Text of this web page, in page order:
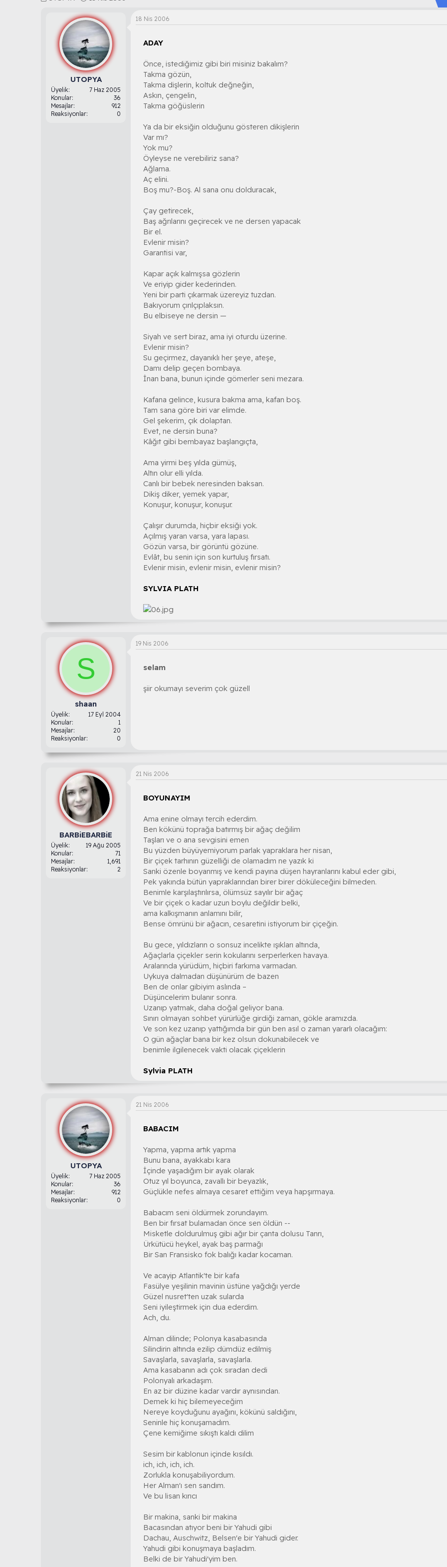
a
a
ş
l
n
g
ı
ç
t
a
UTOPYA
Üyelik
7 Haz 2005
Konular
36
Mesajlar
912
Reaksiyonlar
0
18 Nis 2006
ADAY
Önce, istediğimiz gibi biri misiniz bakalım?
Takma gözün,
Takma dişlerin, koltuk değneğin,
Askın, çengelin,
Takma göğüslerin
Ya da bir eksiğin olduğunu gösteren dikişlerin
Var mı?
Yok mu?
Öyleyse ne verebiliriz sana?
Ağlama.
Aç elini.
Boş mu?-Boş. Al sana onu dolduracak,
Çay getirecek,
Baş ağrılarını geçirecek ve ne dersen yapacak
Bir el.
Evlenir misin?
Garantisi var,
Kapar açık kalmışsa gözlerin
Ve eriyip gider kederinden.
Yeni bir parti çıkarmak üzereyiz tuzdan.
Bakıyorum çırılçıplaksın.
Bu elbiseye ne dersin —
Siyah ve sert biraz, ama iyi oturdu üzerine.
Evlenir misin?
Su geçirmez, dayanıklı her şeye, ateşe,
Damı delip geçen bombaya.
İnan bana, bunun içinde gömerler seni mezara.
Kafana gelince, kusura bakma ama, kafan boş.
Tam sana göre biri var elimde.
Gel şekerim, çık dolaptan.
Evet, ne dersin buna?
Kâğıt gibi bembayaz başlangıçta,
Ama yirmi beş yılda gümüş,
Altın olur elli yılda.
Canlı bir bebek neresinden baksan.
Dikiş diker, yemek yapar,
Konuşur, konuşur, konuşur.
Çalışır durumda, hiçbir eksiği yok.
Açılmış yaran varsa, yara lapası.
Gözün varsa, bir görüntü gözüne.
Evlât, bu senin için son kurtuluş fırsatı.
Evlenir misin, evlenir misin, evlenir misin?
SYLVIA PLATH
S
shaan
Üyelik
17 Eyl 2004
Konular
1
Mesajlar
20
Reaksiyonlar
0
19 Nis 2006
selam
şiir okumayı severim çok güzell
BARBiEBARBiE
Üyelik
19 Ağu 2005
Konular
71
Mesajlar
1,691
Reaksiyonlar
2
21 Nis 2006
BOYUNAYIM
Ama enine olmayı tercih ederdim.
Ben kökünü toprağa batırmış bir ağaç değilim
Taşları ve o ana sevgisini emen
Bu yüzden büyüyemiyorum parlak yapraklara her nisan,
Bir çiçek tarhının güzelliği de olamadım ne yazık ki
Sanki özenle boyanmış ve kendi payına düşen hayranlarını kabul eder gibi,
Pek yakında bütün yapraklarından birer birer döküleceğini bilmeden.
Benimle karşılaştırılırsa, ölümsüz sayılır bir ağaç
Ve bir çiçek o kadar uzun boylu değildir belki,
ama kalkışmanın anlamını bilir,
Bense ömrünü bir ağacın, cesaretini istiyorum bir çiçeğin.
Bu gece, yıldızların o sonsuz incelikte ışıkları altında,
Ağaçlarla çiçekler serin kokularını serperlerken havaya.
Aralarında yürüdüm, hiçbiri farkıma varmadan.
Uykuya dalmadan düşünürüm de bazen
Ben de onlar gibiyim aslında –
Düşüncelerim bulanır sonra.
Uzanıp yatmak, daha doğal geliyor bana.
Sınırı olmayan sohbet yürürlüğe girdiği zaman, gökle aramızda.
Ve son kez uzanıp yattığımda bir gün ben asıl o zaman yararlı olacağım:
O gün ağaçlar bana bir kez olsun dokunabilecek ve
benimle ilgilenecek vakti olacak çiçeklerin
Sylvia PLATH
UTOPYA
Üyelik
7 Haz 2005
Konular
36
Mesajlar
912
Reaksiyonlar
0
21 Nis 2006
BABACIM
Yapma, yapma artık yapma
Bunu bana, ayakkabı kara
İçinde yaşadığım bir ayak olarak
Otuz yıl boyunca, zavallı bir beyazlık,
Güçlükle nefes almaya cesaret ettiğim veya hapşırmaya.
Babacım seni öldürmek zorundayım.
Ben bir fırsat bulamadan önce sen öldün --
Misketle doldurulmuş gibi ağır bir çanta dolusu Tanrı,
Ürkütücü heykel, ayak baş parmağı
Bir San Fransisko fok balığı kadar kocaman.
Ve acayip Atlantik'te bir kafa
Fasülye yeşilinin mavinin üstüne yağdığı yerde
Güzel nusret'ten uzak sularda
Seni iyileştirmek için dua ederdim.
Ach, du.
Alman dilinde; Polonya kasabasında
Silindirin altında ezilip dümdüz edilmiş
Savaşlarla, savaşlarla, savaşlarla.
Ama kasabanın adı çok sıradan dedi
Polonyalı arkadaşım.
En az bir düzine kadar vardır aynısından.
Demek ki hiç bilemeyeceğim
Nereye koyduğunu ayağını, kökünü saldığını,
Seninle hiç konuşamadım.
Çene kemiğime sıkıştı kaldı dilim
Sesim bir kablonun içinde kısıldı.
ich, ich, ich, ich.
Zorlukla konuşabiliyordum.
Her Alman'ı sen sandım.
Ve bu lisan kırıcı
Bir makina, sanki bir makina
Bacasından atıyor beni bir Yahudi gibi
Dachau, Auschwitz, Belsen'e bir Yahudi gider.
Yahudi gibi konuşmaya başladım.
Belki de bir Yahudi'yim ben.